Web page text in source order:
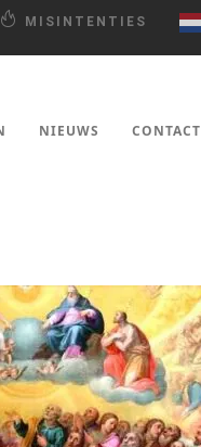
MISINTENTIES
NIEUWS CONTACT